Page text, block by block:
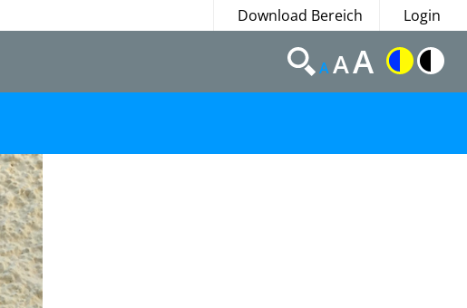
Download Bereich Login
AAA